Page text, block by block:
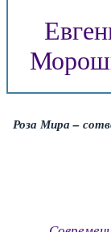
Роза Мира –